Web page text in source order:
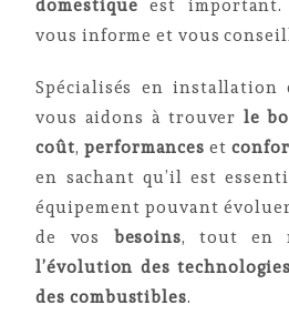
domestique est important.
vous informe et vous
Spécialisés en installation
vous aidons à trouver le
coût,performanceset
en sachant qu’il est
équipement pouvant
de vos besoins, tout en
l’évolution des technologies
des combustibles.